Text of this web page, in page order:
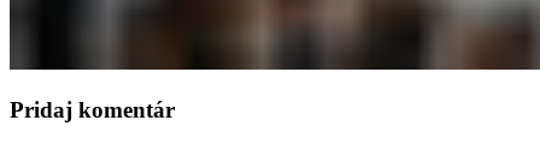
Pridaj komentár